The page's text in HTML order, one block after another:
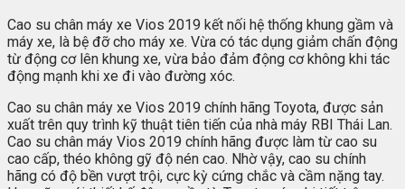
Cao su chân máy xe Vios 2019 kết nối hệ thống khung gầm và
máy xe, là bệ đỡ cho máy xe. Vừa có tác dụng giảm chấn động
từ động cơ lên khung xe, vừa bảo đảm động cơ không khi tác
động mạnh khi xe đi vào đường xóc.
Cao su chân máy xe Vios 2019 chính hãng Toyota, được sản
xuất trên quy trình kỹ thuật tiên tiến của nhà máy RBI Thái Lan.
Cao su chân máy Vios 2019 chính hãng được làm từ cao su
cao cấp, théo không gỹ độ nén cao. Nhờ vậy, cao su chính
hãng có độ bền vượt trội, cực kỳ cứng chắc và cầm nặng tay.